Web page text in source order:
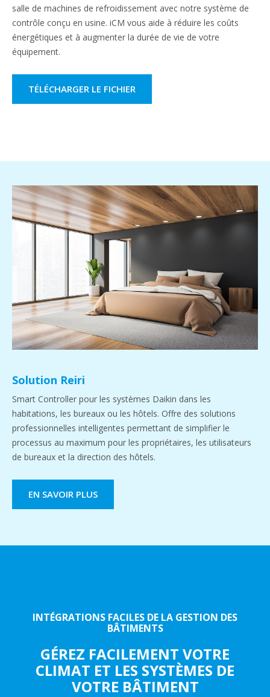
salle de machines de refroidissement avec notre système de
contrôle conçu en usine. iCM vous aide à réduire les coûts
énergétiques et à augmenter la durée de vie de votre
équipement.
TÉLÉCHARGER LE FICHIER
Solution Reiri
Smart Controller pour les systèmes Daikin dans les
habitations, les bureaux ou les hôtels. Offre des solutions
professionnelles intelligentes permettant de simplifier le
processus au maximum pour les propriétaires, les utilisateurs
de bureaux et la direction des hôtels.
EN SAVOIR PLUS
INTÉGRATIONS FACILES DE LA GESTION DES
BÂTIMENTS
GÉREZ FACILEMENT VOTRE
CLIMAT ET LES SYSTÈMES DE
VOTRE BÂTIMENT